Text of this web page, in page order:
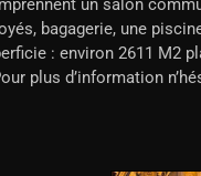
un salon
bagagerie, une
: environ 2611
plus d’information